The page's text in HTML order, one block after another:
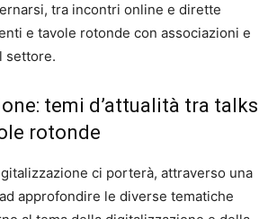
tra incontri online e dirette
e tavole rotonde con associazioni e
settore.
temi d’attualità tra talks
rotonde
ci porterà, attraverso una
approfondire le diverse tematiche